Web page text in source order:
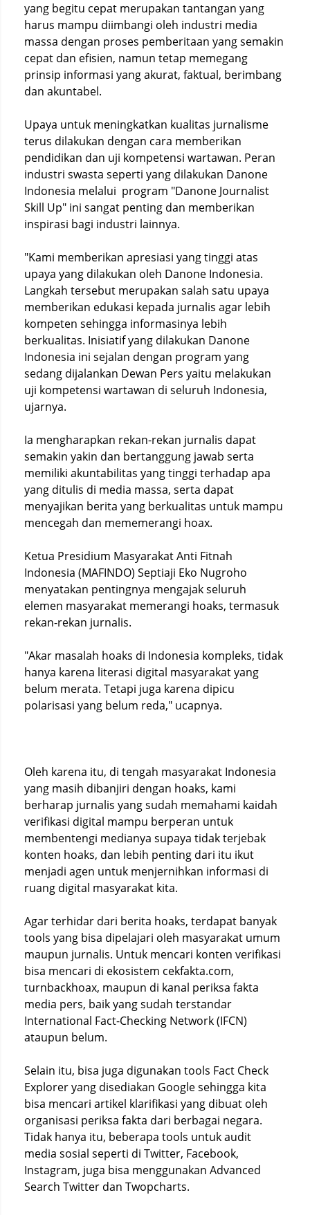
yang begitu cepat merupakan tantangan yang
harus mampu diimbangi oleh industri media
massa dengan proses pemberitaan yang semakin
cepat dan efisien, namun tetap memegang
prinsip informasi yang akurat, faktual, berimbang
dan akuntabel.
Upaya untuk meningkatkan kualitas jurnalisme
terus dilakukan dengan cara memberikan
pendidikan dan uji kompetensi wartawan. Peran
industri swasta seperti yang dilakukan Danone
Indonesia melalui program "Danone Journalist
Skill Up" ini sangat penting dan memberikan
inspirasi bagi industri lainnya.
"Kami memberikan apresiasi yang tinggi atas
upaya yang dilakukan oleh Danone Indonesia.
Langkah tersebut merupakan salah satu upaya
memberikan edukasi kepada jurnalis agar lebih
kompeten sehingga informasinya lebih
berkualitas. Inisiatif yang dilakukan Danone
Indonesia ini sejalan dengan program yang
sedang dijalankan Dewan Pers yaitu melakukan
uji kompetensi wartawan di seluruh Indonesia,
ujarnya.
Ia mengharapkan rekan-rekan jurnalis dapat
semakin yakin dan bertanggung jawab serta
memiliki akuntabilitas yang tinggi terhadap apa
yang ditulis di media massa, serta dapat
menyajikan berita yang berkualitas untuk mampu
mencegah dan mememerangi hoax.
Ketua Presidium Masyarakat Anti Fitnah
Indonesia (MAFINDO) Septiaji Eko Nugroho
menyatakan pentingnya mengajak seluruh
elemen masyarakat memerangi hoaks, termasuk
rekan-rekan jurnalis.
"Akar masalah hoaks di Indonesia kompleks, tidak
hanya karena literasi digital masyarakat yang
belum merata. Tetapi juga karena dipicu
polarisasi yang belum reda," ucapnya.
Oleh karena itu, di tengah masyarakat Indonesia
yang masih dibanjiri dengan hoaks, kami
berharap jurnalis yang sudah memahami kaidah
verifikasi digital mampu berperan untuk
membentengi medianya supaya tidak terjebak
konten hoaks, dan lebih penting dari itu ikut
menjadi agen untuk menjernihkan informasi di
ruang digital masyarakat kita.
Agar terhidar dari berita hoaks, terdapat banyak
tools yang bisa dipelajari oleh masyarakat umum
maupun jurnalis. Untuk mencari konten verifikasi
bisa mencari di ekosistem cekfakta.com,
turnbackhoax, maupun di kanal periksa fakta
media pers, baik yang sudah terstandar
International Fact-Checking Network (IFCN)
ataupun belum.
Selain itu, bisa juga digunakan tools Fact Check
Explorer yang disediakan Google sehingga kita
bisa mencari artikel klarifikasi yang dibuat oleh
organisasi periksa fakta dari berbagai negara.
Tidak hanya itu, beberapa tools untuk audit
media sosial seperti di Twitter, Facebook,
Instagram, juga bisa menggunakan Advanced
Search Twitter dan Twopcharts.